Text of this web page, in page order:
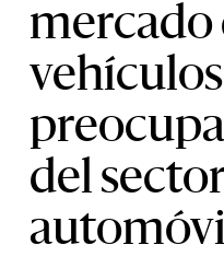
mercado
del